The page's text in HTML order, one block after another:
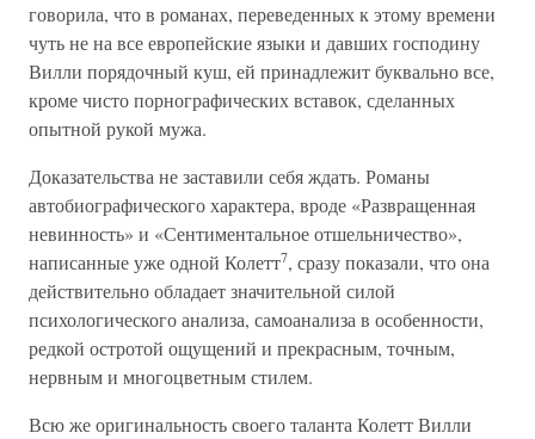
говорила, что в романах, переведенных к этому времени
чуть не на все европейские языки и давших господину
Вилли порядочный куш, ей принадлежит буквально все,
кроме чисто порнографических вставок, сделанных
опытной рукой мужа.
Доказательства не заставили себя ждать. Романы
автобиографического характера, вроде «Развращенная
невинность» и «Сентиментальное отшельничество»,
написанные уже одной Колетт7, сразу показали, что она
действительно обладает значительной силой
психологического анализа, самоанализа в особенности,
редкой остротой ощущений и прекрасным, точным,
нервным и многоцветным стилем.
Всю же оригинальность своего таланта Колетт Вилли